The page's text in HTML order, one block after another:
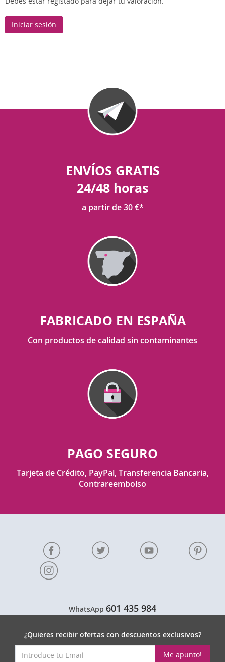
Iniciar sesión
ENVÍOS GRATIS
24/48 horas
a partir de 30 €*
FABRICADO EN ESPAÑA
Con productos de calidad sin contaminantes
PAGO SEGURO
Tarjeta de Crédito, PayPal, Transferencia Bancaria,
Contrareembolso
WhatsApp 601 435 984
¿Quieres recibir ofertas con descuentos exclusivos?
Me apunto!